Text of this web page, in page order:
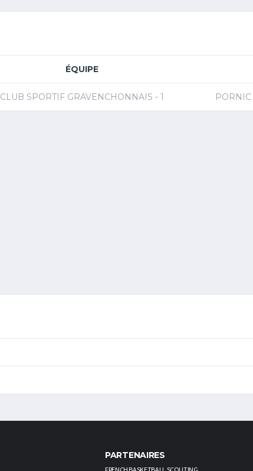
ÉQUIPE
CLUB SPORTIF GRAVENCHONNAIS - 1 PORNIC
PARTENAIRES
FRENCH BASKETBALL SCOUTING